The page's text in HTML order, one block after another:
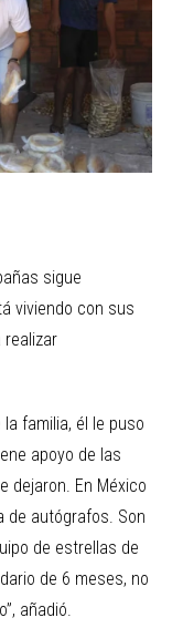
sigue
viviendo con sus
realizar
familia, él le puso
apoyo de las
dejaron. En México
de autógrafos. Son
de estrellas de
de 6 meses, no
añadió.